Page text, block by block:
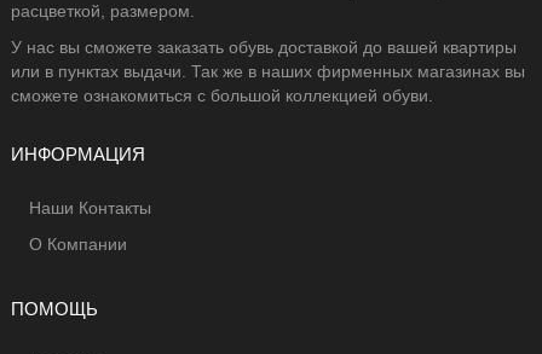
расцветкой, размером.
У нас вы сможете заказать обувь доставкой до вашей квартиры
или в пунктах выдачи. Так же в наших фирменных магазинах вы
сможете ознакомиться с большой коллекцией обуви.
ИНФОРМАЦИЯ
Наши Контакты
О Компании
ПОМОЩЬ